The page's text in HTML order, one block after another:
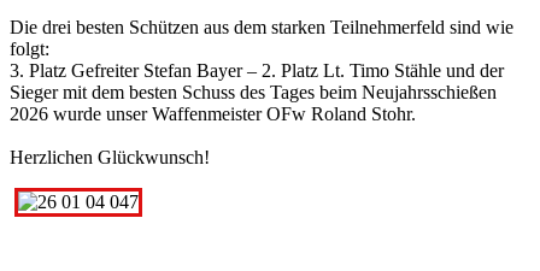
Die drei besten Schützen aus dem starken Teilnehmerfeld sind wie
folgt:
3. Platz Gefreiter Stefan Bayer – 2. Platz Lt. Timo Stähle und der
Sieger mit dem besten Schuss des Tages beim Neujahrsschießen
2026 wurde unser Waffenmeister OFw Roland Stohr.
Herzlichen Glückwunsch!